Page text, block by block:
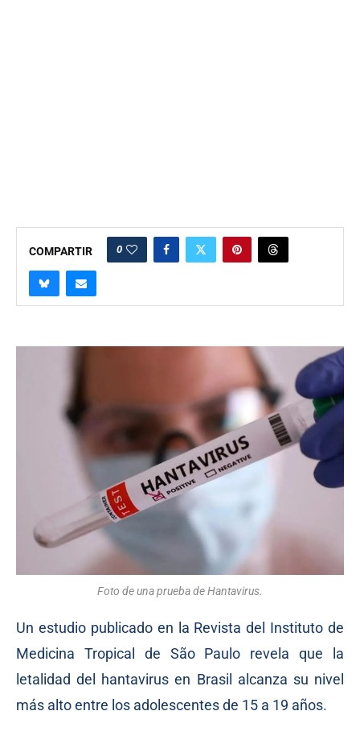
COMPARTIR 0
Foto de una prueba de Hantavirus.
Un estudio publicado en la Revista del Instituto de
Medicina Tropical de São Paulo revela que la
letalidad del hantavirus en Brasil alcanza su nivel
más alto entre los adolescentes de 15 a 19 años.